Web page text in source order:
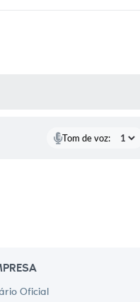
Tom de voz:
Oficial